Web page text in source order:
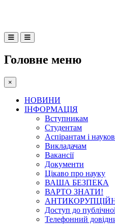
Головне меню
×
НОВИНИ
ІНФОРМАЦІЯ
Вступникам
Студентам
Аспірантам і
Викладачам
Вакансії
Документи
Цікаво про науку
ВАША БЕЗПЕКА
ВАРТО ЗНАТИ!
Доступ до
Телефонний